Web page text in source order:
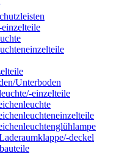
Unterboden
einzelteile
deckel